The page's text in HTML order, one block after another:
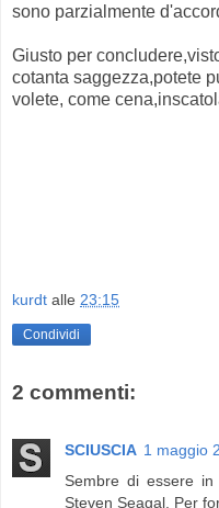
sono parzialmente
Giusto per
cotanta saggezza,potete
volete, come
kurdt alle 23:15
Condividi
2 commenti:
SCIUSCIA 1 maggio
Sembre di essere
Steven Seagal. Per